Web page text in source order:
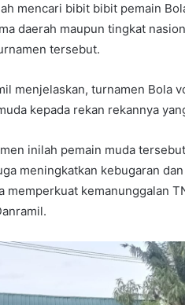
mencari bibit bibit pemain
daerah maupun tingkat
tersebut.
menjelaskan, turnamen Bola
kepada rekan rekannya
inilah pemain muda
meningkatkan kebugaran
memperkuat kemanunggalan